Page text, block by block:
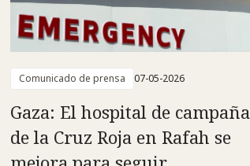
Comunicado de prensa 07-05-2026
Gaza: El hospital de campaña
de la Cruz Roja en Rafah se